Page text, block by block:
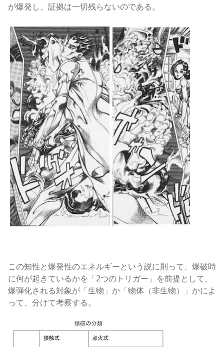
が爆発し、証拠は一切残らないのである。
この知性と爆発性のエネルギーという説に則って、爆破時
に何が起きているかを「2つのトリガー」を前提として、
爆弾化される対象が「生物」か「物体（非生物）」かによ
って、分けて考察する。